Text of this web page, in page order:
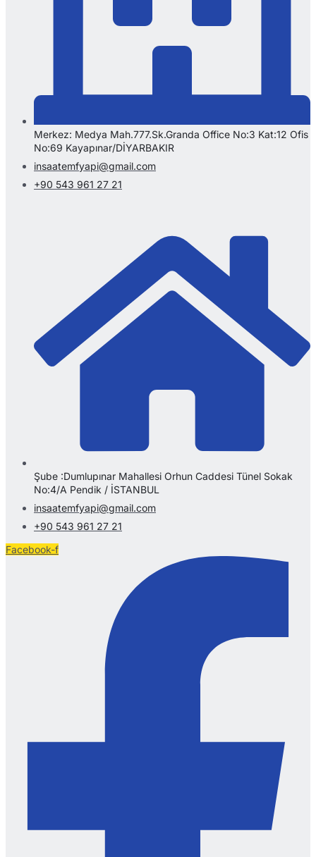
Merkez: Medya Mah.777.Sk.Granda Office No:3 Kat:12 Ofis
No:69 Kayapınar/DİYARBAKIR
insaatemfyapi@gmail.com
+90 543 961 27 21
Şube :Dumlupınar Mahallesi Orhun Caddesi Tünel Sokak
No:4/A Pendik / İSTANBUL
insaatemfyapi@gmail.com
+90 543 961 27 21
Facebook-f